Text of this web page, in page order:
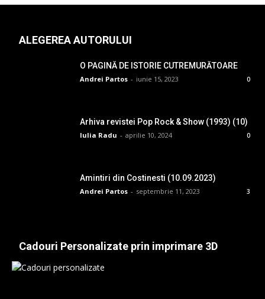
ALEGEREA AUTORULUI
O PAGINĂ DE ISTORIE CUTREMURĂTOARE
Andrei Partos - iunie 15, 2023 0
Arhiva revistei Pop Rock & Show (1993) (10)
Iulia Radu - aprilie 10, 2024 0
Amintiri din Costinesti (10.09.2023)
Andrei Partos - septembrie 11, 2023 3
Cadouri Personalizate prin imprimare 3D